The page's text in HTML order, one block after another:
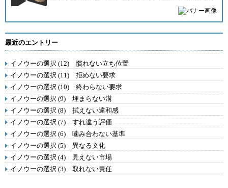
最近のエントリー
イノウーの選択 (12) 慣れない立ち位置
イノウーの選択 (11) 拒めない要求
イノウーの選択 (10) 終わらない要求
イノウーの選択 (9) 埋まらない溝
イノウーの選択 (8) 拭えない違和感
イノウーの選択 (7) すれ違う評価
イノウーの選択 (6) 噛み合わない基準
イノウーの選択 (5) 異なる文化
イノウーの選択 (4) 見えない市場
イノウーの選択 (3) 取れない責任